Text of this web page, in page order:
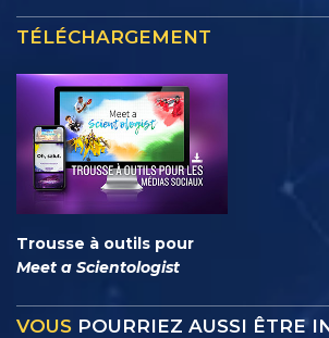
TÉLÉCHARGEMENT
Trousse à outils pour
Meet a Scientologist
VOUS POURRIEZ AUSSI ÊTRE